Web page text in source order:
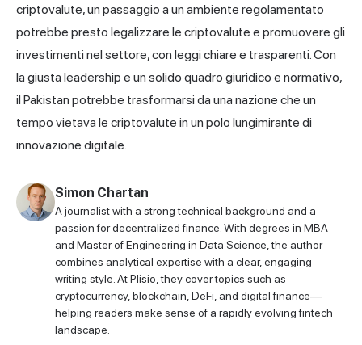
criptovalute, un passaggio a un ambiente regolamentato
potrebbe presto legalizzare le criptovalute e promuovere gli
investimenti nel settore, con leggi chiare e trasparenti. Con
la giusta leadership e un solido quadro giuridico e normativo,
il Pakistan potrebbe trasformarsi da una nazione che un
tempo vietava le criptovalute in un polo lungimirante di
innovazione digitale.
Simon Chartan
A journalist with a strong technical background and a
passion for decentralized finance. With degrees in MBA
and Master of Engineering in Data Science, the author
combines analytical expertise with a clear, engaging
writing style. At Plisio, they cover topics such as
cryptocurrency, blockchain, DeFi, and digital finance—
helping readers make sense of a rapidly evolving fintech
landscape.